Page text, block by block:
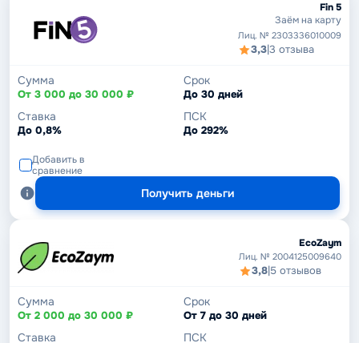
Fin 5
Заём на карту
Лиц. № 2303336010009
3,3|3 отзыва
Сумма
От 3 000 до 30 000 ₽
Срок
До 30 дней
Ставка
До 0,8%
ПСК
До 292%
Добавить в
сравнение
Получить деньги
EcoZaym
Лиц. № 2004125009640
3,8|5 отзывов
Сумма
От 2 000 до 30 000 ₽
Срок
От 7 до 30 дней
Ставка ПСК